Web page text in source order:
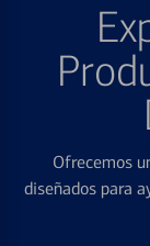
Ofrecemos
diseñados para